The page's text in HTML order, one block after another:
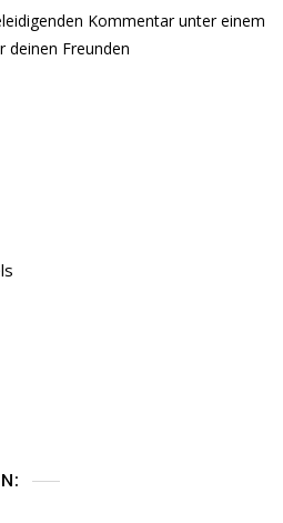
Oder
Sicherheit?
Kommentar unter einem
deinen Freunden